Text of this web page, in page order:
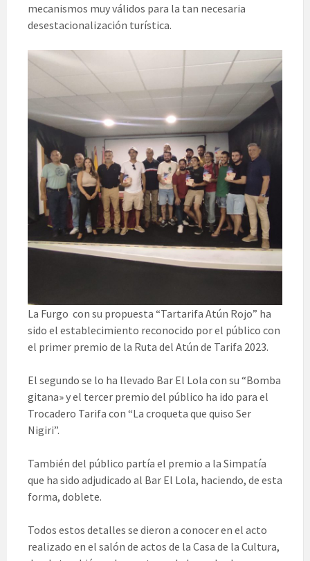
mecanismos muy válidos para la tan necesaria
desestacionalización turística.
La Furgo con su propuesta “Tartarifa Atún Rojo” ha
sido el establecimiento reconocido por el público con
el primer premio de la Ruta del Atún de Tarifa 2023.
El segundo se lo ha llevado Bar El Lola con su “Bomba
gitana» y el tercer premio del público ha ido para el
Trocadero Tarifa con “La croqueta que quiso Ser
Nigiri”.
También del público partía el premio a la Simpatía
que ha sido adjudicado al Bar El Lola, haciendo, de esta
forma, doblete.
Todos estos detalles se dieron a conocer en el acto
realizado en el salón de actos de la Casa de la Cultura,